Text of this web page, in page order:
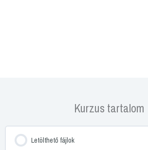
Kurzus tartalom
Letölthető fájlok